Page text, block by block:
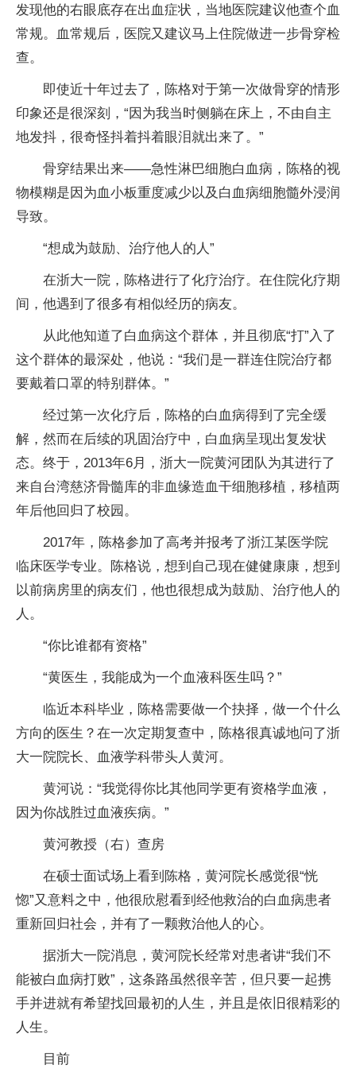
发现他的右眼底存在出血症状，当地医院建议他查个血
常规。血常规后，医院又建议马上住院做进一步骨穿检
查。
即使近十年过去了，陈格对于第一次做骨穿的情形
印象还是很深刻，“因为我当时侧躺在床上，不由自主
地发抖，很奇怪抖着抖着眼泪就出来了。”
骨穿结果出来——急性淋巴细胞白血病，陈格的视
物模糊是因为血小板重度减少以及白血病细胞髓外浸润
导致。
“想成为鼓励、治疗他人的人”
在浙大一院，陈格进行了化疗治疗。在住院化疗期
间，他遇到了很多有相似经历的病友。
从此他知道了白血病这个群体，并且彻底“打”入了
这个群体的最深处，他说：“我们是一群连住院治疗都
要戴着口罩的特别群体。”
经过第一次化疗后，陈格的白血病得到了完全缓
解，然而在后续的巩固治疗中，白血病呈现出复发状
态。终于，2013年6月，浙大一院黄河团队为其进行了
来自台湾慈济骨髓库的非血缘造血干细胞移植，移植两
年后他回归了校园。
2017年，陈格参加了高考并报考了浙江某医学院
临床医学专业。陈格说，想到自己现在健健康康，想到
以前病房里的病友们，他也很想成为鼓励、治疗他人的
人。
“你比谁都有资格”
“黄医生，我能成为一个血液科医生吗？”
临近本科毕业，陈格需要做一个抉择，做一个什么
方向的医生？在一次定期复查中，陈格很真诚地问了浙
大一院院长、血液学科带头人黄河。
黄河说：“我觉得你比其他同学更有资格学血液，
因为你战胜过血液疾病。”
黄河教授（右）查房
在硕士面试场上看到陈格，黄河院长感觉很“恍
惚”又意料之中，他很欣慰看到经他救治的白血病患者
重新回归社会，并有了一颗救治他人的心。
据浙大一院消息，黄河院长经常对患者讲“我们不
能被白血病打败”，这条路虽然很辛苦，但只要一起携
手并进就有希望找回最初的人生，并且是依旧很精彩的
人生。
目前